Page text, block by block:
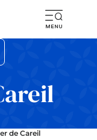
de Careil